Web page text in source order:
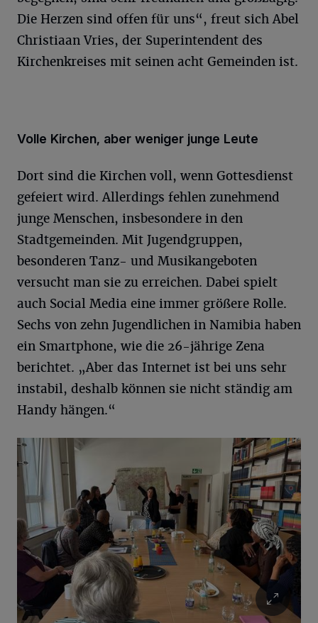
Die Herzen sind offen für uns“, freut sich Abel
Christiaan Vries, der Superintendent des
Kirchenkreises mit seinen acht Gemeinden ist.
Volle Kirchen, aber weniger junge Leute
Dort sind die Kirchen voll, wenn Gottesdienst
gefeiert wird. Allerdings fehlen zunehmend
junge Menschen, insbesondere in den
Stadtgemeinden. Mit Jugendgruppen,
besonderen Tanz- und Musikangeboten
versucht man sie zu erreichen. Dabei spielt
auch Social Media eine immer größere Rolle.
Sechs von zehn Jugendlichen in Namibia haben
ein Smartphone, wie die 26-jährige Zena
berichtet. „Aber das Internet ist bei uns sehr
instabil, deshalb können sie nicht ständig am
Handy hängen.“